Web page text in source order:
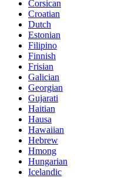
Corsican
Croatian
Dutch
Estonian
Filipino
Finnish
Frisian
Galician
Georgian
Gujarati
Haitian
Hausa
Hawaiian
Hebrew
Hmong
Hungarian
Icelandic